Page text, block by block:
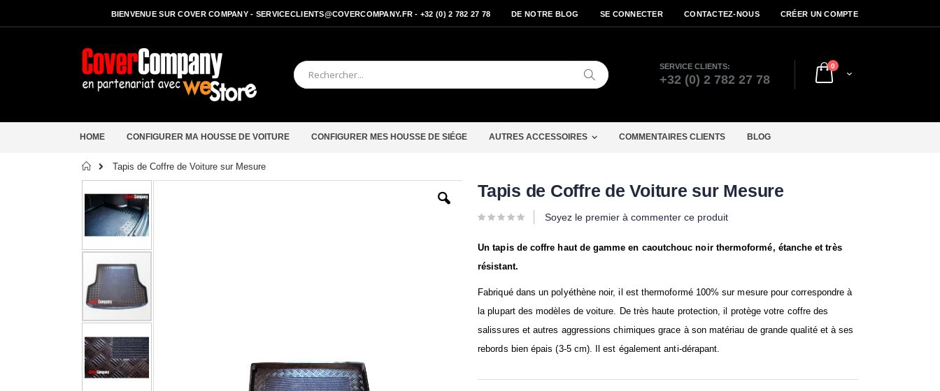
BIENVENUE SUR COVER COMPANY - SERVICECLIENTS@COVERCOMPANY.FR - +32 (0) 2 782 27 78 DE NOTRE BLOG SE CONNECTER CONTACTEZ-NOUS CRÉER UN COMPTE
Cart
0articles
Chercher
SERVICE CLIENTS:
+32 (0) 2 782 27 78
HOME CONFIGURER MA HOUSSE DE VOITURE CONFIGURER MES HOUSSE DE SIÉGE AUTRES ACCESSOIRES COMMENTAIRES CLIENTS BLOG
Accueil
Tapis de Coffre de Voiture sur Mesure
à
la
fin
galerie
d’images
Passer
d’images
Tapis de Coffre de Voiture sur Mesure
Soyez le premier à commenter ce produit
Un tapis de coffre haut de gamme en caoutchouc noir thermoformé, étanche et très
résistant.
Fabriqué dans un polyéthène noir, il est thermoformé 100% sur mesure pour correspondre à
la plupart des modèles de voiture. De très haute protection, il protège votre coffre des
salissures et autres aggressions chimiques grace à son matériau de grande qualité et à ses
rebords bien épais (3-5 cm). Il est également anti-dérapant.